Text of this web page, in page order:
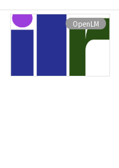
OpenLM